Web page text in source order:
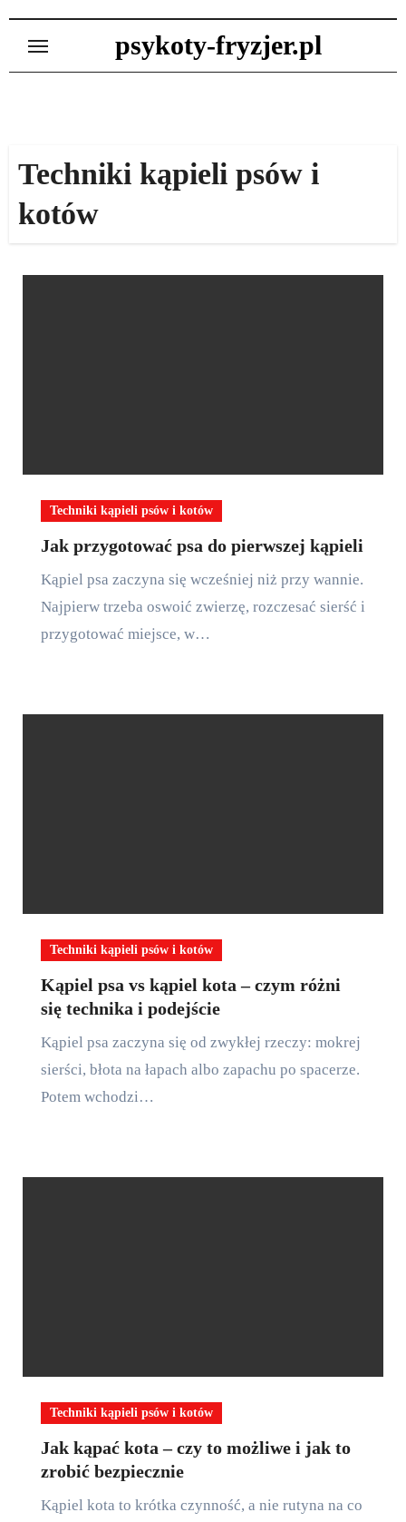
psykoty-fryzjer.pl
Techniki kąpieli psów i
kotów
Techniki kąpieli psów i kotów
Jak przygotować psa do pierwszej kąpieli
Kąpiel psa zaczyna się wcześniej niż przy wannie.
Najpierw trzeba oswoić zwierzę, rozczesać sierść i
przygotować miejsce, w…
Techniki kąpieli psów i kotów
Kąpiel psa vs kąpiel kota – czym różni
się technika i podejście
Kąpiel psa zaczyna się od zwykłej rzeczy: mokrej
sierści, błota na łapach albo zapachu po spacerze.
Potem wchodzi…
Techniki kąpieli psów i kotów
Jak kąpać kota – czy to możliwe i jak to
zrobić bezpiecznie
Kąpiel kota to krótka czynność, a nie rutyna na co